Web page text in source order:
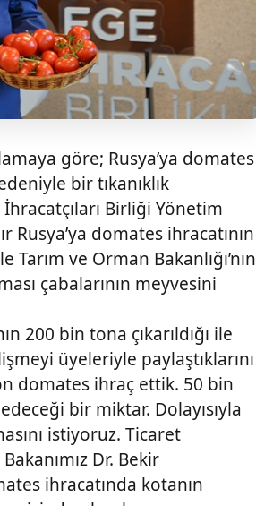
göre; Rusya’ya domates
bir tıkanıklık
Birliği Yönetim
Rusya’ya domates ihracatının
ve Orman Bakanlığı’nın
çabalarının meyvesini
200 bin tona çıkarıldığı ile
üyeleriyle paylaştıklarını
domates ihraç ettik. 50 bin
bir miktar. Dolayısıyla
istiyoruz. Ticaret
Dr. Bekir
ihracatında kotanın